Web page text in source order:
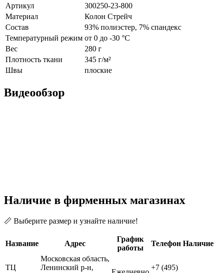
Артикул
300250-23-800
Материал
Колон Стрейч
Состав
93% полиэстер, 7% спандекс
Температурный режим от 0 до -30 °С
Вес
280 г
Плотность ткани
345 г/м²
Швы
плоские
Видеообзор
Наличие в фирменных магазинах
📏 Выберите размер и узнайте наличие!
Название Адрес
График
работы
Телефон Наличие
ТЦ
Московская область,
Ленинский р-н,
+7 (495)